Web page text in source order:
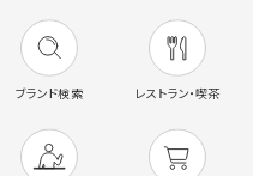
ブランド検索 レストラン・喫茶